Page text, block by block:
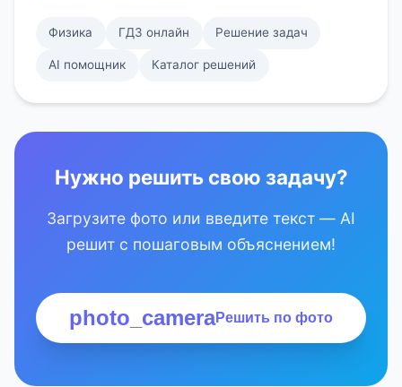
Физика ГДЗ онлайн Решение задач
AI помощник Каталог решений
Нужно решить свою задачу?
Загрузите фото или введите текст — AI
решит с пошаговым объяснением!
photo_cameraРешить по фото